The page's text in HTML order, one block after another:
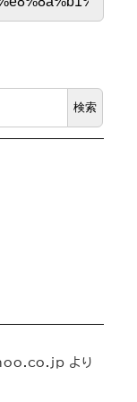
検索
より